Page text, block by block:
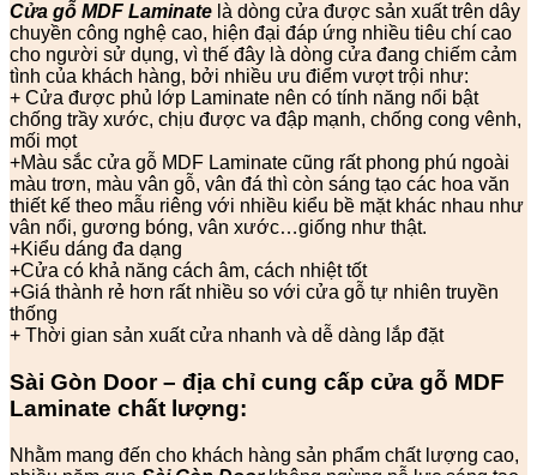
Cửa gỗ MDF Laminate là dòng cửa được sản xuất trên dây
chuyền công nghệ cao, hiện đại đáp ứng nhiều tiêu chí cao
cho người sử dụng, vì thế đây là dòng cửa đang chiếm cảm
tình của khách hàng, bởi nhiều ưu điểm vượt trội như:
+ Cửa được phủ lớp Laminate nên có tính năng nổi bật
chống trầy xước, chịu được va đập mạnh, chống cong vênh,
mối mọt
+Màu sắc cửa gỗ MDF Laminate cũng rất phong phú ngoài
màu trơn, màu vân gỗ, vân đá thì còn sáng tạo các hoa văn
thiết kế theo mẫu riêng với nhiều kiểu bề mặt khác nhau như
vân nổi, gương bóng, vân xước…giống như thật.
+Kiểu dáng đa dạng
+Cửa có khả năng cách âm, cách nhiệt tốt
+Giá thành rẻ hơn rất nhiều so với cửa gỗ tự nhiên truyền
thống
+ Thời gian sản xuất cửa nhanh và dễ dàng lắp đặt
Sài Gòn Door – địa chỉ cung cấp cửa gỗ MDF
Laminate chất lượng:
Nhằm mang đến cho khách hàng sản phẩm chất lượng cao,